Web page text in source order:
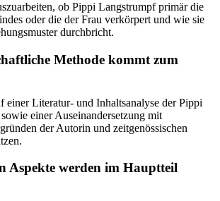
ob Pippi Langstrumpf primär die
oder die der Frau verkörpert und wie sie
durchbricht.
Methode kommt zum
einer Literatur- und Inhaltsanalyse der Pippi
einer Auseinandersetzung mit
der Autorin und zeitgenössischen
Aspekte werden im Hauptteil